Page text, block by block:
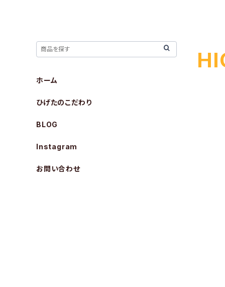
ホーム
ひげたのこだわり
BLOG
Instagram
お問い合わせ